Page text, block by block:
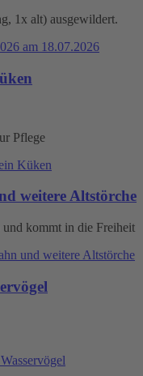
1x alt) ausgewildert.
am 18.07.2026
Pflege
Küken
weitere Altstörche
kommt in die Freiheit
und weitere Altstörche